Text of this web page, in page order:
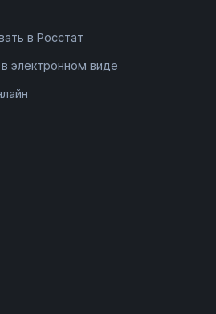
в Росстат
электронном виде